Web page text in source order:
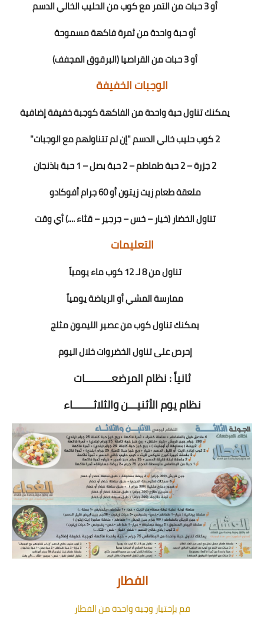
أو 3 حبات من التمر مع كوب من الحليب الخالي الدسم
أو حبة واحدة من ثمرة فاكهة مسموحة
أو 3 حبات من القراصيا (البرقوق المجفف)
الوجبات الخفيفة
يمكنك تناول حبة واحدة من الفاكهة كوجبة خفيفة إضافية
2 كوب حليب خالي الدسم "إن لم تتناولهم مع الوجبات"
2 جزرة – 2 حبة طماطم – 2 حبة بصل – 1 حبة باذنجان
ملعقة طعام زيت زيتون أو 60 جرام أفوكادو
تناول الخضار (خيار – خس – جرجير – قثاء ....) أي وقت
التعليمات
تناول من 8 لـ 12 كوب ماء يومياً
ممارسة المشي أو الرياضة يومياً
يمكنك تناول كوب من عصير الليمون مثلج
إحرص على تناول الخضروات خلال اليوم
ثانياً : نظام المرضعـــــــــات
نظام يوم الأثنيـــن والثلاثـــــــاء
الفطار
قم بإختيار وجبة واحدة من الفطار